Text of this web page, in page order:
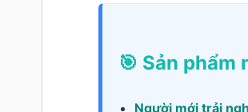
🎯 Sản phẩm
Người mới trải